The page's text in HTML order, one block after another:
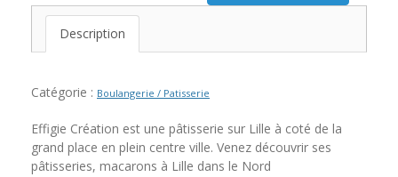
Description
Catégorie : Boulangerie / Patisserie
Effigie Création est une pâtisserie sur Lille à coté de la
grand place en plein centre ville. Venez découvrir ses
pâtisseries, macarons à Lille dans le Nord